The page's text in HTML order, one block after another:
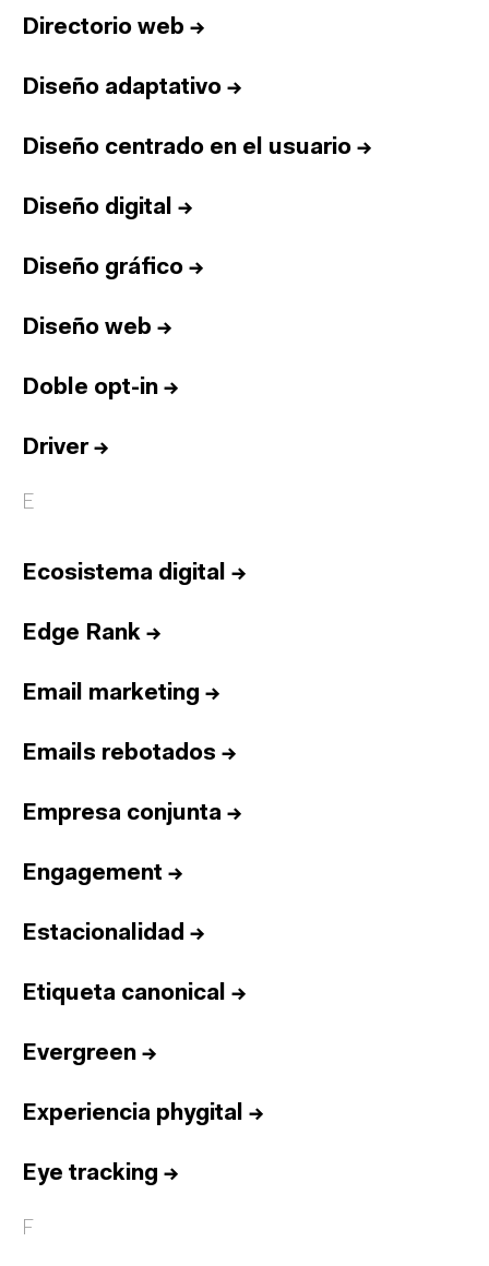
Directorio web →
Diseño adaptativo →
Diseño centrado en el usuario →
Diseño digital →
Diseño gráfico →
Diseño web →
Doble opt-in →
Driver→
E
Ecosistema digital →
Edge Rank →
Email marketing →
Emails rebotados →
Empresa conjunta →
Engagement →
Estacionalidad →
Etiqueta canonical →
Evergreen →
Experiencia phygital →
Eye tracking →
F